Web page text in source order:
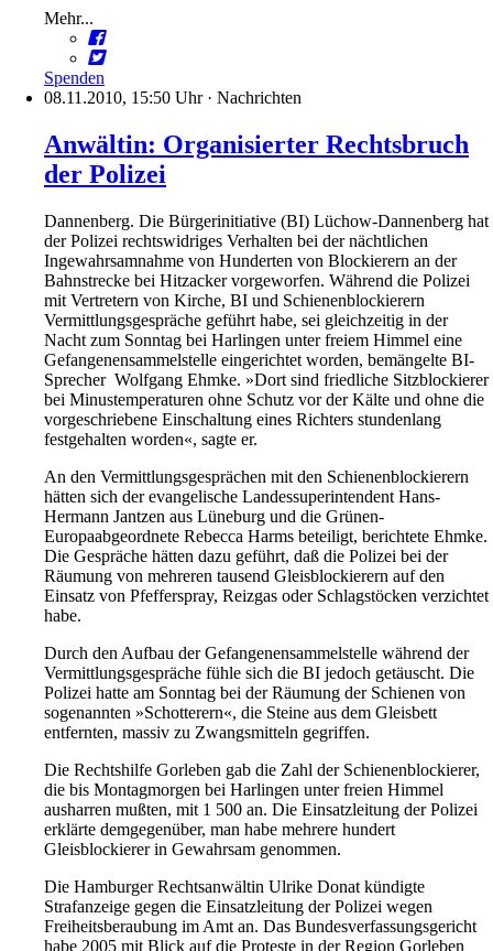
Mehr...
Spenden
08.11.2010, 15:50 Uhr· Nachrichten
Anwältin: Organisierter Rechtsbruch
der Polizei
Dannenberg. Die Bürgerinitiative (BI) Lüchow-Dannenberg hat
der Polizei rechtswidriges Verhalten bei der nächtlichen
Ingewahrsamnahme von Hunderten von Blockierern an der
Bahnstrecke bei Hitzacker vorgeworfen. Während die Polizei
mit Vertretern von Kirche, BI und Schienenblockierern
Vermittlungsgespräche geführt habe, sei gleichzeitig in der
Nacht zum Sonntag bei Harlingen unter freiem Himmel eine
Gefangenensammelstelle eingerichtet worden, bemängelte BI-
Sprecher Wolfgang Ehmke. »Dort sind friedliche Sitzblockierer
bei Minustemperaturen ohne Schutz vor der Kälte und ohne die
vorgeschriebene Einschaltung eines Richters stundenlang
festgehalten worden«, sagte er.
An den Vermittlungsgesprächen mit den Schienenblockierern
hätten sich der evangelische Landessuperintendent Hans-
Hermann Jantzen aus Lüneburg und die Grünen-
Europaabgeordnete Rebecca Harms beteiligt, berichtete Ehmke.
Die Gespräche hätten dazu geführt, daß die Polizei bei der
Räumung von mehreren tausend Gleisblockierern auf den
Einsatz von Pfefferspray, Reizgas oder Schlagstöcken verzichtet
habe.
Durch den Aufbau der Gefangenensammelstelle während der
Vermittlungsgespräche fühle sich die BI jedoch getäuscht. Die
Polizei hatte am Sonntag bei der Räumung der Schienen von
sogenannten »Schotterern«, die Steine aus dem Gleisbett
entfernten, massiv zu Zwangsmitteln gegriffen.
Die Rechtshilfe Gorleben gab die Zahl der Schienenblockierer,
die bis Montagmorgen bei Harlingen unter freien Himmel
ausharren mußten, mit 1 500 an. Die Einsatzleitung der Polizei
erklärte demgegenüber, man habe mehrere hundert
Gleisblockierer in Gewahrsam genommen.
Die Hamburger Rechtsanwältin Ulrike Donat kündigte
Strafanzeige gegen die Einsatzleitung der Polizei wegen
Freiheitsberaubung im Amt an. Das Bundesverfassungsgericht
habe 2005 mit Blick auf die Proteste in der Region Gorleben